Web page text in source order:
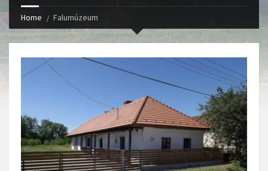
Home Falumúzeum